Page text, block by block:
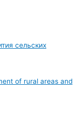
сельских
of rural areas and